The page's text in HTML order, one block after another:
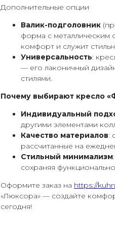
Дополнительные опции
Валик-подголовник
форма с
комфорт и служит
Универсальность:
— его лаконичный
стилями.
Почему выбирают кресло
Индивидуальный
другими элементами
Качество материалов:
рассчитанные на
Стильный минимализм
сохраняя
Оформите заказ на https://
«Люксора» — создайте
сегодня!